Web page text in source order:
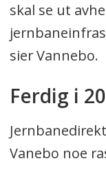
skal se ut
sier Vannebo.
Ferdig i
Vanebo noe